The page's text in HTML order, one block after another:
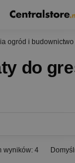
ogród i budownictwo
do
wyników: 4